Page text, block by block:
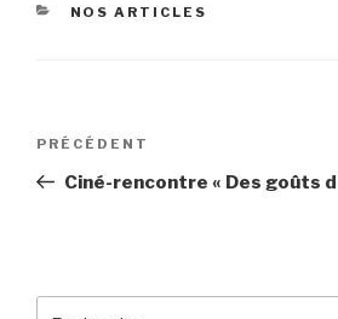
CATÉGORIES
NOS ARTICLES
Navigation
l’article
Article
précédent
PRÉCÉDENT
Ciné-rencontre « Des goûts